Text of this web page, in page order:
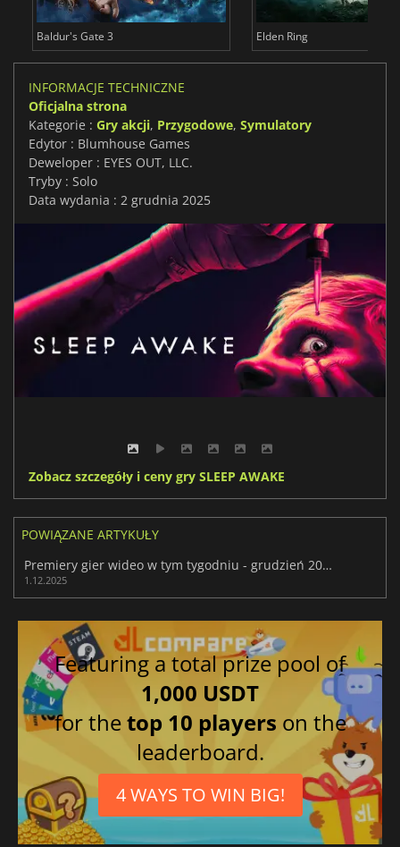
Baldur's Gate 3 Elden Ring
INFORMACJE TECHNICZNE
Oficjalna strona
Kategorie : Gry akcji, Przygodowe, Symulatory
Edytor : Blumhouse Games
Deweloper : EYES OUT, LLC.
Tryby : Solo
Data wydania : 2 grudnia 2025
Zobacz szczegóły i ceny gry SLEEP AWAKE
POWIĄZANE ARTYKUŁY
Premiery gier wideo w tym tygodniu - grudzień 2025 (tydzień 49)
1.12.2025
Featuring a total prize pool of
1,000 USDT
for thetop 10 players on the
leaderboard.
4 WAYS TO WIN BIG!